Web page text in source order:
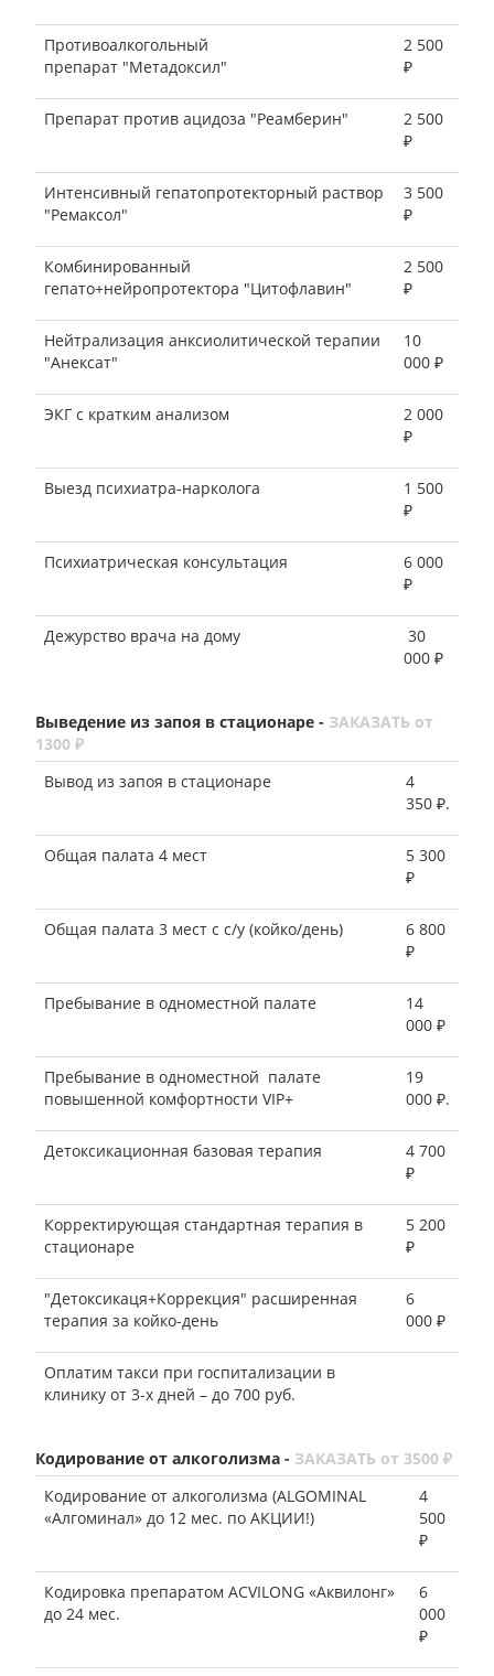
Противоалкогольный
препарат "Метадоксил"
2 500
₽
Препарат против ацидоза "Реамберин"
2 500
₽
Интенсивный гепатопротекторный раствор
"Ремаксол"
3 500
₽
Комбинированный
гепато+нейропротектора "Цитофлавин"
2 500
₽
Нейтрализация анксиолитической терапии
"Анексат"
10
000 ₽
ЭКГ с кратким анализом
2 000
₽
Выезд психиатра-нарколога
1 500
₽
Психиатрическая консультация
6 000
₽
Дежурство врача на дому
30
000 ₽
Выведение из запоя в стационаре - ЗАКАЗАТЬ от
1300 ₽
Вывод из запоя в стационаре
4
350 ₽.
Общая палата 4 мест
5 300
₽
Общая палата 3 мест с с/у (койко/день)
6 800
₽
Пребывание в одноместной палате
14
000 ₽
Пребывание в одноместной палате
повышенной комфортности VIP+
19
000 ₽.
Детоксикационная базовая терапия
4 700
₽
Корректирующая стандартная терапия в
стационаре
5 200
₽
"Детоксикаця+Коррекция" расширенная
терапия за койко-день
6
000 ₽
Оплатим такси при госпитализации в
клинику от 3-х дней – до 700 руб.
Кодирование от алкоголизма - ЗАКАЗАТЬ от 3500 ₽
Кодирование от алкоголизма (ALGOMINAL
«Алгоминал» до 12 мес. по АКЦИИ!)
4
500
₽
Кодировка препаратом ACVILONG «Аквилонг»
до 24 мес.
6
000
₽